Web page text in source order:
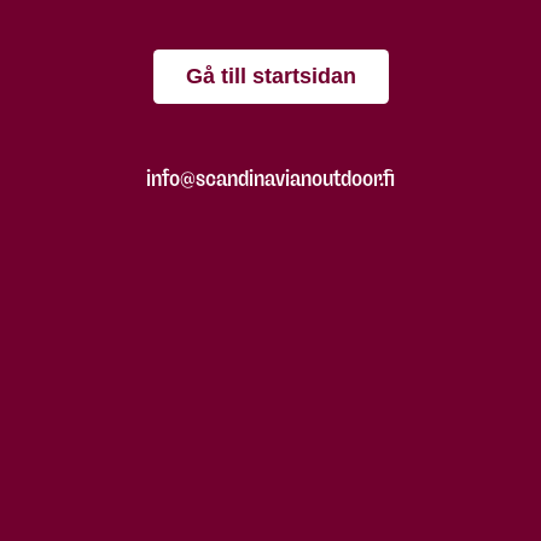
Gå till startsidan
info@scandinavianoutdoor.fi